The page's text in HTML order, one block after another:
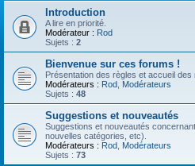
Introduction
A lire en priorité.
Modérateur : Rod
Sujets : 2
Bienvenue sur ces forums !
Présentation des règles et accueil des
Modérateurs : Rod Modérateurs
Sujets : 48
Suggestions et nouveautés
Suggestions et nouveautés
nouvelles catégories, etc).
Modérateurs : Rod Modérateurs
Sujets : 73